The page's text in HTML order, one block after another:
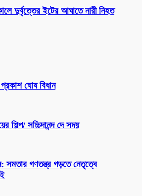
দুর্বৃত্তের ইটের আঘাতে নারী নিহত
ঘোষ বিধান
শিল্প/ সচ্চিদানন্দ দে সদয়
সমতার গণতন্ত্র গড়তে নেতৃত্বে